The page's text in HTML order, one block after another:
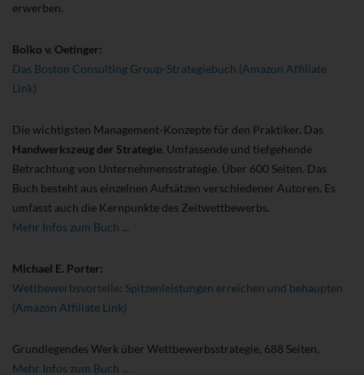
erwerben.
Bolko v. Oetinger:
Das Boston Consulting Group-Strategiebuch (Amazon Affiliate
Link)
Die wichtigsten Management-Konzepte für den Praktiker. Das
Handwerkszeug der Strategie. Umfassende und tiefgehende
Betrachtung von Unternehmensstrategie. Über 600 Seiten. Das
Buch besteht aus einzelnen Aufsätzen verschiedener Autoren. Es
umfasst auch die Kernpunkte des Zeitwettbewerbs.
Mehr Infos zum Buch ...
Michael E. Porter:
Wettbewerbsvorteile: Spitzenleistungen erreichen und behaupten
(Amazon Affiliate Link)
Grundlegendes Werk über Wettbewerbsstrategie, 688 Seiten,
Mehr Infos zum Buch ...